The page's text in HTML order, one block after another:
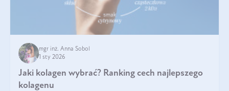
mgr inż. Anna Sobol
1 sty 2026
Jaki kolagen wybrać? Ranking cech najlepszego
kolagenu